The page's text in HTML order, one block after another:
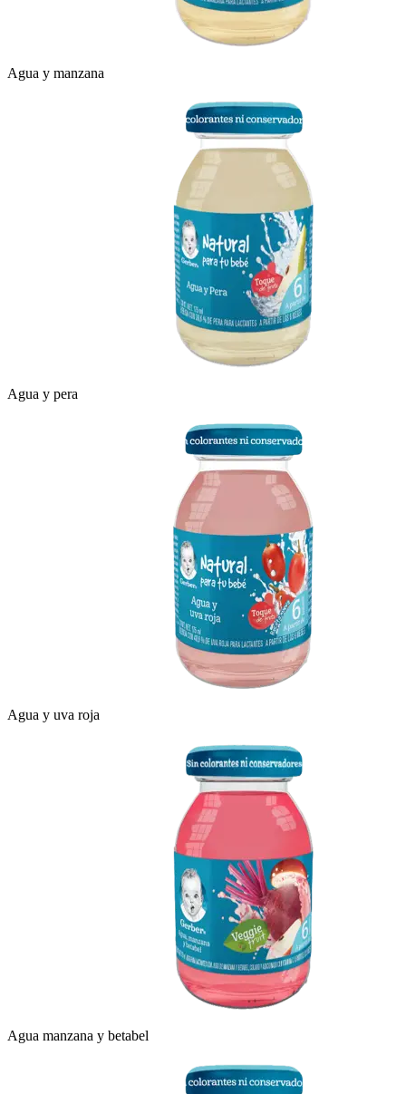
Agua y manzana
Agua y pera
Agua y uva roja
Agua manzana y betabel